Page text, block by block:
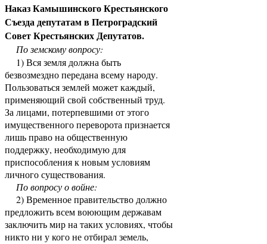
Наказ Камышинского Крестьянского
Съезда депутатам в Петроградский
Совет Крестьянских Депутатов.
По земскому вопросу:
1) Вся земля должна быть
безвозмездно передана всему народу.
Пользоваться землей может каждый,
применяющий свой собственный труд.
За лицами, потерпевшими от этого
имущественного переворота признается
лишь право на общественную
поддержку, необходимую для
приспособления к новым условиям
личного существования.
По вопросу о войне:
2) Временное правительство должно
предложить всем воюющим державам
заключить мир на таких условиях, чтобы
никто ни у кого не отбирал земель,